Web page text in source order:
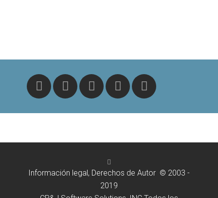
Información legal, Derechos de Autor © 2003 -
2019